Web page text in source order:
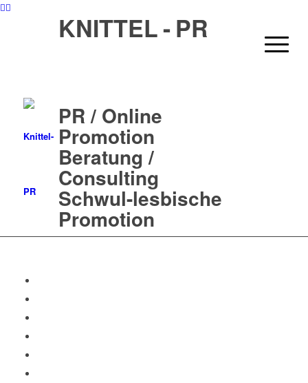
KNITTEL - PR
PR / Online
Promotion
Beratung /
Consulting
Schwul-lesbische
Promotion